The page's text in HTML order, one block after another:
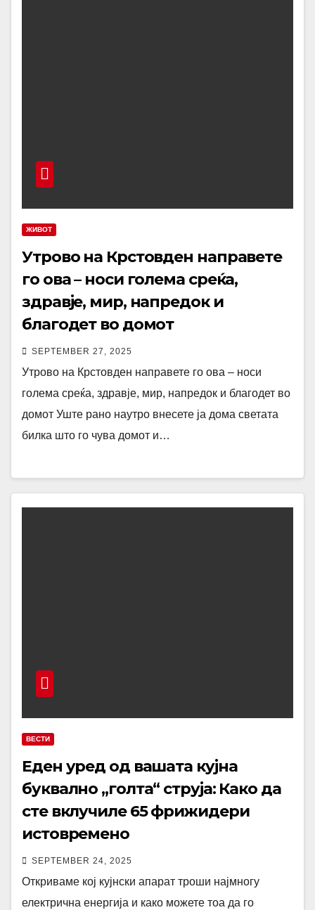
ЖИВОТ
Утрово на Крстовден направете
го ова – носи голема среќа,
здравје, мир, напредок и
благодет во домот
SEPTEMBER 27, 2025
Утрово на Крстовден направете го ова – носи
голема среќа, здравје, мир, напредок и благодет во
домот Уште рано наутро внесете ја дома светата
билка што го чува домот и…
ВЕСТИ
Еден уред од вашата кујна
буквално „голта“ струја: Како да
сте вклучиле 65 фрижидери
истовремено
SEPTEMBER 24, 2025
Откриваме кој кујнски апарат троши најмногу
електрична енергија и како можете тоа да го